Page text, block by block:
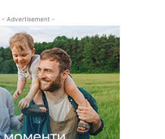
- Advertisement -